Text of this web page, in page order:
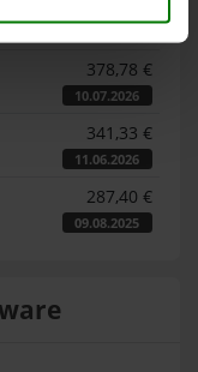
Tiefststand
378,78 €
10.07.2026
341,33 €
11.06.2026
287,40 €
09.08.2025